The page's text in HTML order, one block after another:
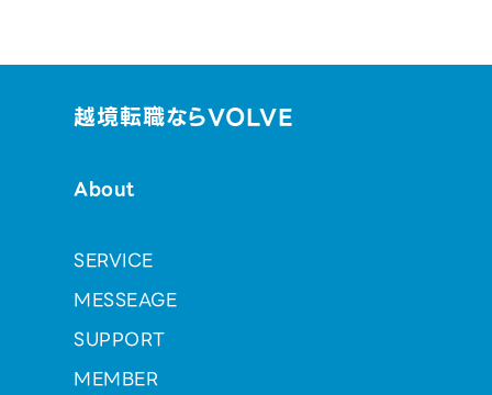
越境転職ならVOLVE
About
SERVICE
MESSEAGE
SUPPORT
MEMBER